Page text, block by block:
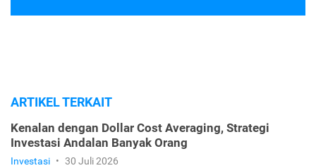
ARTIKEL TERKAIT
Kenalan dengan Dollar Cost Averaging, Strategi
Investasi Andalan Banyak Orang
Investasi • 30 Juli 2026